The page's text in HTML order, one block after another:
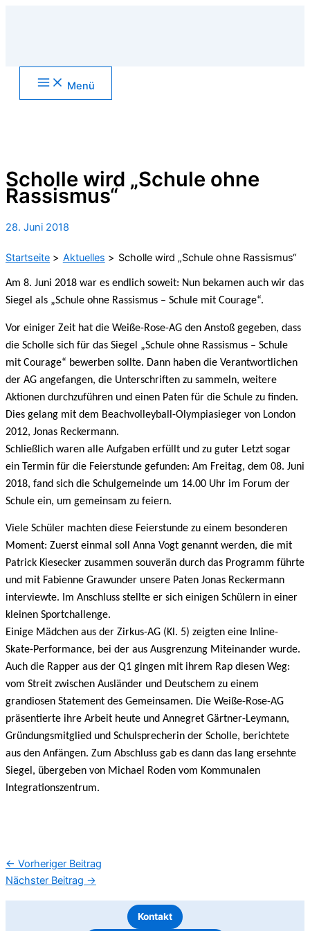
Main
Menu Menü
Scholle wird „Schule ohne
Rassismus“
28. Juni 2018
Startseite Aktuelles Scholle wird „Schule ohne Rassismus“
Am 8. Juni 2018 war es endlich soweit: Nun bekamen auch wir das
Siegel als „Schule ohne Rassismus – Schule mit Courage“.
Vor einiger Zeit hat die Weiße-Rose-AG den Anstoß gegeben, dass
die Scholle sich für das Siegel „Schule ohne Rassismus – Schule
mit Courage“ bewerben sollte. Dann haben die Verantwortlichen
der AG angefangen, die Unterschriften zu sammeln, weitere
Aktionen durchzuführen und einen Paten für die Schule zu finden.
Dies gelang mit dem Beachvolleyball-Olympiasieger von London
2012, Jonas Reckermann.
Schließlich waren alle Aufgaben erfüllt und zu guter Letzt sogar
ein Termin für die Feierstunde gefunden: Am Freitag, dem 08. Juni
2018, fand sich die Schulgemeinde um 14.00 Uhr im Forum der
Schule ein, um gemeinsam zu feiern.
Viele Schüler machten diese Feierstunde zu einem besonderen
Moment: Zuerst einmal soll Anna Vogt genannt werden, die mit
Patrick Kiesecker zusammen souverän durch das Programm führte
und mit Fabienne Grawunder unsere Paten Jonas Reckermann
interviewte. Im Anschluss stellte er sich einigen Schülern in einer
kleinen Sportchallenge.
Einige Mädchen aus der Zirkus-AG (Kl. 5) zeigten eine Inline-
Skate-Performance, bei der aus Ausgrenzung Miteinander wurde.
Auch die Rapper aus der Q1 gingen mit ihrem Rap diesen Weg:
vom Streit zwischen Ausländer und Deutschem zu einem
grandiosen Statement des Gemeinsamen. Die Weiße-Rose-AG
präsentierte ihre Arbeit heute und Annegret Gärtner-Leymann,
Gründungsmitglied und Schulsprecherin der Scholle, berichtete
aus den Anfängen. Zum Abschluss gab es dann das lang ersehnte
Siegel, übergeben von Michael Roden vom Kommunalen
Integrationszentrum.
← Vorheriger Beitrag
Nächster Beitrag →
Kontakt